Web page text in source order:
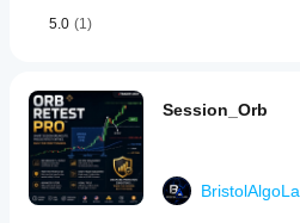
5.0 (1)
Session_Orb